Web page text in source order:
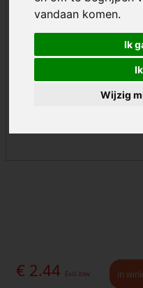
vandaan komen.
Ik
Wijzig
€ 2.44 Excl. btw In